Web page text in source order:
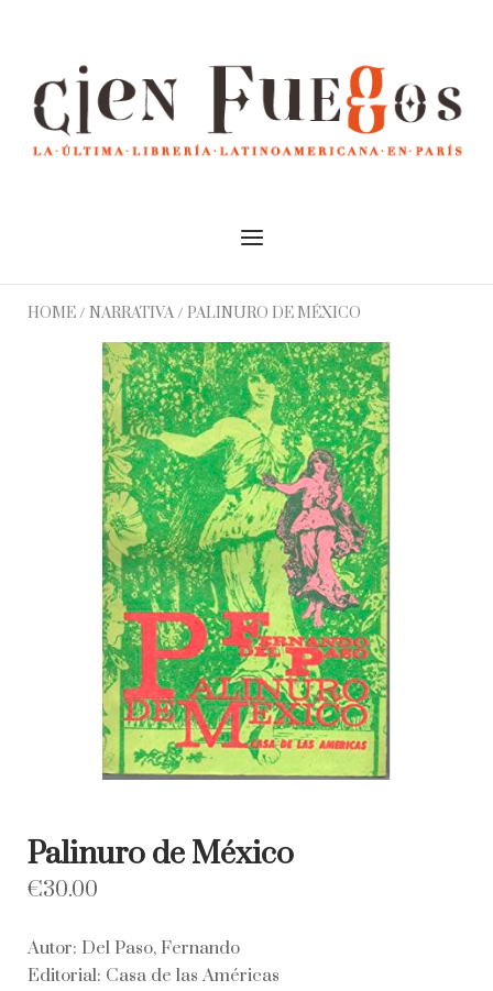
Menu
HOME/ NARRATIVA/ PALINURO DE MÉXICO
Palinuro de México
€30.00
Autor: Del Paso, Fernando
Editorial: Casa de las Américas